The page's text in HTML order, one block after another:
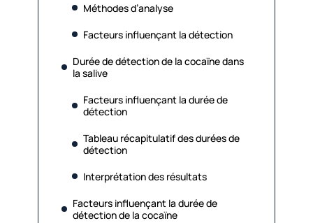
Méthodes d’analyse
Facteurs influençant la détection
Durée de détection de la cocaïne dans
la salive
Facteurs influençant la durée de
détection
Tableau récapitulatif des durées de
détection
Interprétation des résultats
Facteurs influençant la durée de
détection de la cocaïne